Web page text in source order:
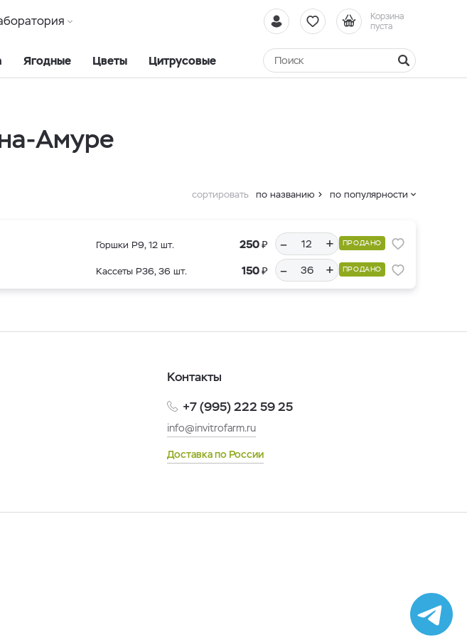
Корзина
пуста
Ягодные Цветы Цитрусовые
Амуре
сортировать по названию по популярности
Горшки Р9, 12 шт. 250₽ – + ПРОДАНО
Кассеты Р36, 36 шт. 150₽ – + ПРОДАНО
Контакты
+7 (995) 222 59 25
info@invitrofarm.ru
Доставка по России